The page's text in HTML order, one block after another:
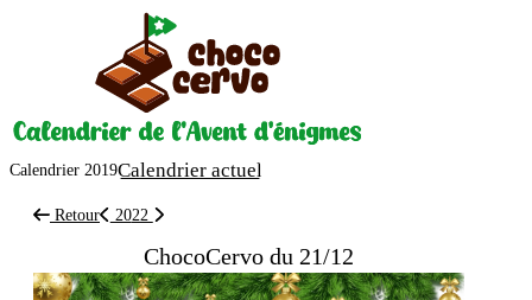
Calendrier 2019Calendrier actuel
Retour 2022
ChocoCervo du 21/12